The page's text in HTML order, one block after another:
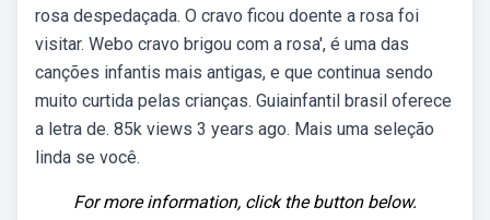
rosa despedaçada. O cravo ficou doente a rosa foi
visitar. Webo cravo brigou com a rosa', é uma das
canções infantis mais antigas, e que continua sendo
muito curtida pelas crianças. Guiainfantil brasil oferece
a letra de. 85k views 3 years ago. Mais uma seleção
linda se você.
For more information, click the button below.